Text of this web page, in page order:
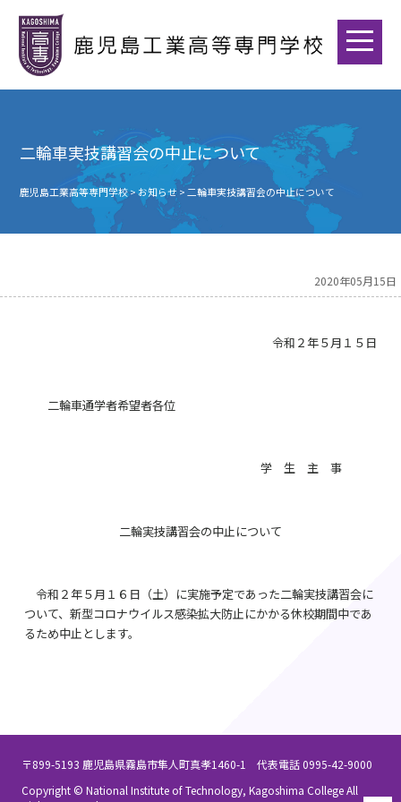
二輪車実技講習会の中止について
鹿児島工業高等専門学校>お知らせ> 二輪車実技講習会の中止について
2020年05月15日
令和２年５月１５日
二輪車通学者希望者各位
学 生 主 事
二輪実技講習会の中止について
令和２年５月１６日（土）に実施予定であった二輪実技講習会に
ついて、新型コロナウイルス感染拡大防止にかかる休校期間中であ
るため中止とします。
〒899-5193 鹿児島県霧島市隼人町真孝1460-1 代表電話 0995-42-9000
Copyright © National Institute of Technology, Kagoshima College All